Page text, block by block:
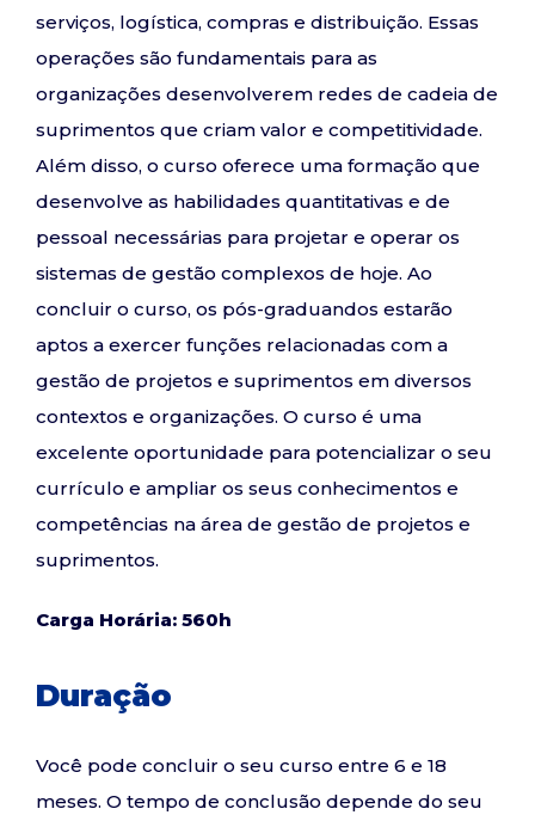
serviços, logística, compras e distribuição. Essas
operações são fundamentais para as
organizações desenvolverem redes de cadeia de
suprimentos que criam valor e competitividade.
Além disso, o curso oferece uma formação que
desenvolve as habilidades quantitativas e de
pessoal necessárias para projetar e operar os
sistemas de gestão complexos de hoje. Ao
concluir o curso, os pós-graduandos estarão
aptos a exercer funções relacionadas com a
gestão de projetos e suprimentos em diversos
contextos e organizações. O curso é uma
excelente oportunidade para potencializar o seu
currículo e ampliar os seus conhecimentos e
competências na área de gestão de projetos e
suprimentos.
Carga Horária: 560h
Duração
Você pode concluir o seu curso entre 6 e 18
meses. O tempo de conclusão depende do seu